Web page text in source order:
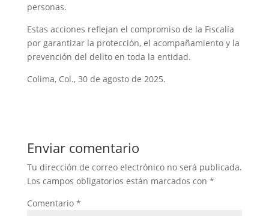
personas.
Estas acciones reflejan el compromiso de la Fiscalía
por garantizar la protección, el acompañamiento y la
prevención del delito en toda la entidad.
Colima, Col., 30 de agosto de 2025.
Enviar comentario
Tu dirección de correo electrónico no será publicada.
Los campos obligatorios están marcados con *
Comentario *